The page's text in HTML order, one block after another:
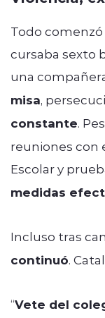
Todo comenzó
cursaba sexto
una
misa,
constante.
reuniones con
Escolar y
medidas
Incluso tras
continuó.
“Vete del